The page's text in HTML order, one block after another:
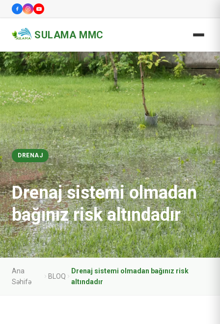
SULAMA MMC
DRENAJ
Drenaj sistemi olmadan
bağınız risk altındadır
Ana
Səhifə
BLOQ
Drenaj sistemi olmadan bağınız risk
altındadır